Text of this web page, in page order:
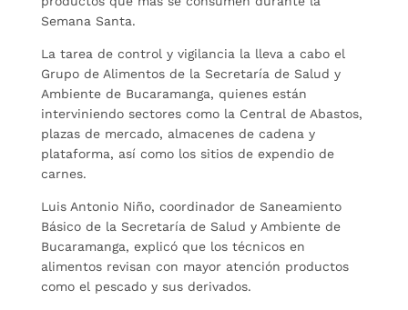
Semana Santa.
La tarea de control y vigilancia la lleva a cabo el
Grupo de Alimentos de la Secretaría de Salud y
Ambiente de Bucaramanga, quienes están
interviniendo sectores como la Central de Abastos,
plazas de mercado, almacenes de cadena y
plataforma, así como los sitios de expendio de
carnes.
Luis Antonio Niño, coordinador de Saneamiento
Básico de la Secretaría de Salud y Ambiente de
Bucaramanga, explicó que los técnicos en
alimentos revisan con mayor atención productos
como el pescado y sus derivados.